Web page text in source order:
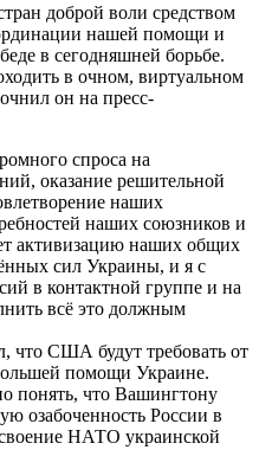
доброй воли средством
нашей помощи и
в сегодняшней борьбе.
в очном, виртуальном
он на пресс-
спроса на
оказание решительной
наших
наших союзников и
активизацию наших общих
сил Украины, и я с
в контактной группе и на
всё это должным
что США будут требовать от
помощи Украине.
понять, что Вашингтону
озабоченность России в
НАТО украинской